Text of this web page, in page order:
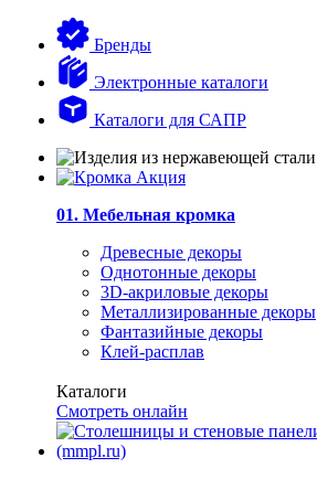
Бренды
Электронные каталоги
Каталоги для САПР
01. Мебельная кромка
Древесные декоры
Однотонные декоры
3D-акриловые декоры
Металлизированные декоры
Фантазийные декоры
Клей-расплав
Каталоги
Смотреть онлайн